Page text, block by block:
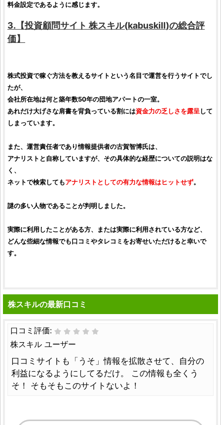
料金設定であるように感じます。
3.【投資顧問サイト 株スキル(kabuskill)の総合評
価】
株式投資で稼ぐ方法を教えるサイトという名目で運営を行うサイトでし
たが、
会社所在地は何と築年数50年の団地アパートの一室。
あれだけ大げさな肩書を背負っている割には資金力の乏しさを露呈して
しまっています。
また、運営責任者であり情報提供者の古賀智博氏は、
アナリストと自称していますが、その具体的な経歴についての説明はな
く、
ネットで検索してもアナリストとしての有力な情報はヒットせず。
謎の多い人物であることが判明しました。
実際に利用したことがある方、または実際に利用されている方など、
どんな些細な情報でも口コミやタレコミをお寄せいただけると幸いで
す。
株スキルの最新口コミ
口コミ評価:
株スキル ユーザー
口コミサイトも「うそ」情報を拡散させて、自分の
利益になるようにしてるだけ。 この情報も全くう
そ！ そもそもこのサイトないよ！